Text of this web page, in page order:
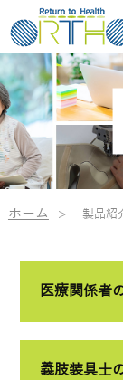
ホーム 製品紹
医療関係者
義肢装具士